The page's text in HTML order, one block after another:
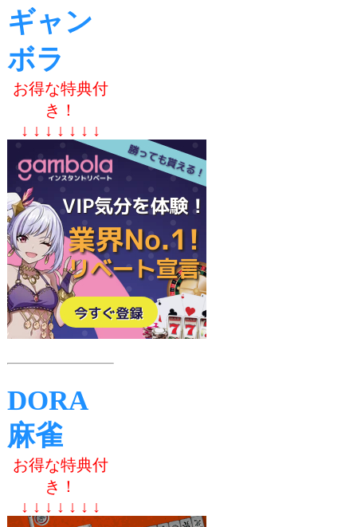
ギャン
ボラ
お得な特典付
き！
↓ ↓ ↓ ↓ ↓ ↓ ↓
DORA
麻雀
お得な特典付
き！
↓ ↓ ↓ ↓ ↓ ↓ ↓